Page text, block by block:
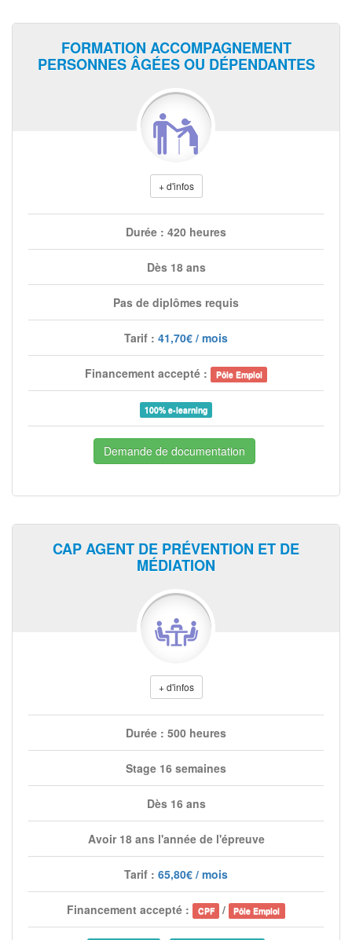
FORMATION ACCOMPAGNEMENT
PERSONNES ÂGÉES OU DÉPENDANTES
+ d'infos
Durée : 420 heures
Dès 18 ans
Pas de diplômes requis
Tarif : 41,70€ / mois
Financement accepté : Pôle Emploi
100% e-learning
Demande de documentation
CAP AGENT DE PRÉVENTION ET DE
MÉDIATION
+ d'infos
Durée : 500 heures
Stage 16 semaines
Dès 16 ans
Avoir 18 ans l'année de l'épreuve
Tarif : 65,80€ / mois
Financement accepté : CPF / Pôle Emploi